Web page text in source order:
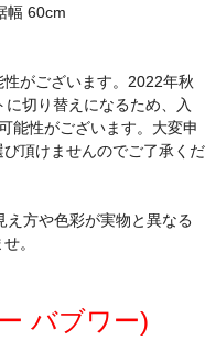
幅 60cm
がございます。2022年秋
切り替えになるため、入
能性がございます。大変申
頂けませんのでご了承くだ
方や色彩が実物と異なる
。
バブワー)